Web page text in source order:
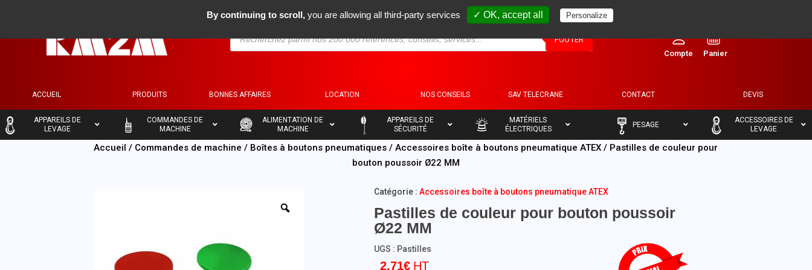
FOOTER
ACCUEIL
– PRODUITS
– BONNES AFFAIRES
– LOCATION
– NOS CONSEILS SAV TELECRANE
– CONTACT
– DEVIS
–
APPAREILS DE
LEVAGE
COMMANDES DE
MACHINE
ALIMENTATION DE
MACHINE
APPAREILS DE
SÉCURITÉ
MATÉRIELS
ÉLECTRIQUES
PESAGE
ACCESSOIRES DE
LEVAGE
Accueil / Commandes de machine / Boîtes à boutons pneumatiques /Accessoires boîte à boutons pneumatique ATEX / Pastilles de couleur pour
bouton poussoir Ø22 MM
Pastilles de couleur pour bouton poussoir
Ø22 MM
2,71€
UGS : Pastilles
Catégorie :Accessoires boîte à boutons pneumatique ATEX
By continuing to scroll, you are allowing all third-party services ✓ OK, accept all Personalize